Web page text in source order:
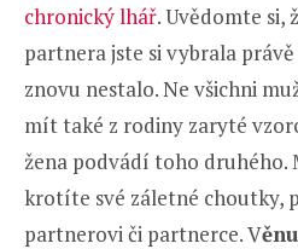
chronický lhář. Uvědomte si,
partnera jste si vybrala
znovu nestalo. Ne všichni
mít také z rodiny zaryté
žena podvádí toho druhého.
krotíte své záletné choutky,
partnerovi či partnerce. V